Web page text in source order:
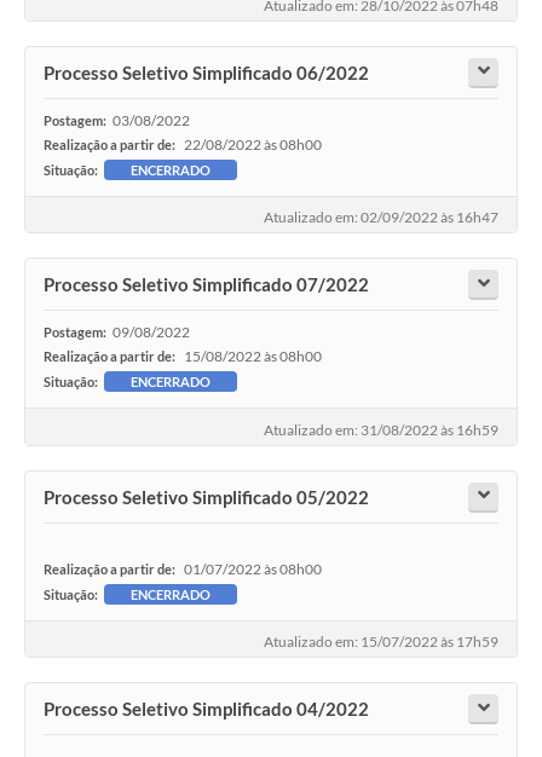
Atualizado em: 28/10/2022 às 07h48
Processo Seletivo Simplificado 06/2022
Postagem: 03/08/2022
Realização a partir de: 22/08/2022 às 08h00
Situação: ENCERRADO
Atualizado em: 02/09/2022 às 16h47
Processo Seletivo Simplificado 07/2022
Postagem: 09/08/2022
Realização a partir de: 15/08/2022 às 08h00
Situação: ENCERRADO
Atualizado em: 31/08/2022 às 16h59
Processo Seletivo Simplificado 05/2022
Realização a partir de: 01/07/2022 às 08h00
Situação: ENCERRADO
Atualizado em: 15/07/2022 às 17h59
Processo Seletivo Simplificado 04/2022